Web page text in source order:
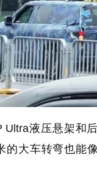
Ultra液压悬架和
的大车转弯也能